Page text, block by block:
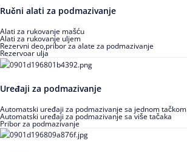
Ručni alati za podmazivanje
Alati za rukovanje mašću
Alati za rukovanje uljem
Rezervni deo,pribor za alate za podmazivanje
Rezervoar ulja
Uređaji za podmazivanje
Automatski uređaji za podmazivanje sa jednom tačkom
Automatski uređaji za podmazivanje sa više tačaka
Pribor za podmazivanje